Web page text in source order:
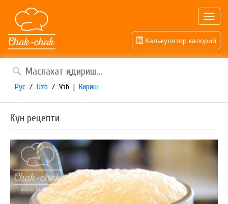
Калькулятор калорий
Рус / Uzb / Узб | Кириш
Кун рецепти